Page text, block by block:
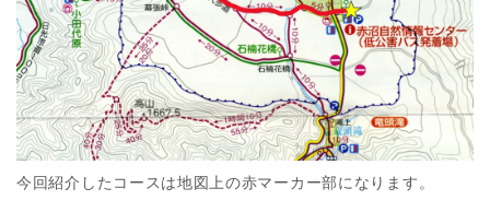
今回紹介したコースは地図上の赤マーカー部になります。